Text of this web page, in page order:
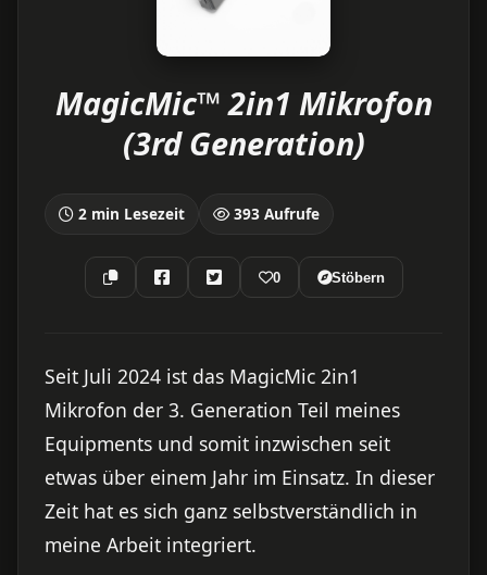
MagicMic™ 2in1 Mikrofon
(3rd Generation)
2 min Lesezeit 393 Aufrufe
0 Stöbern
Seit Juli 2024 ist das MagicMic 2in1
Mikrofon der 3. Generation Teil meines
Equipments und somit inzwischen seit
etwas über einem Jahr im Einsatz. In dieser
Zeit hat es sich ganz selbstverständlich in
meine Arbeit integriert.